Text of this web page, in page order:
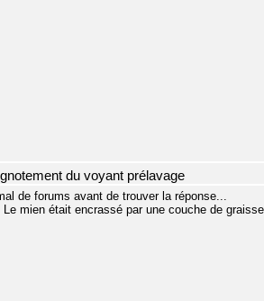
du voyant prélavage
de forums avant de trouver la réponse...
Le mien était encrassé par une couche de